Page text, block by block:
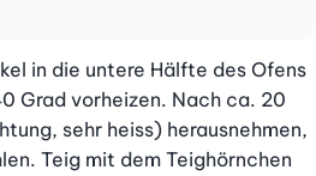
in die untere Hälfte des Ofens
Grad vorheizen. Nach ca. 20
sehr heiss) herausnehmen,
Teig mit dem Teighörnchen